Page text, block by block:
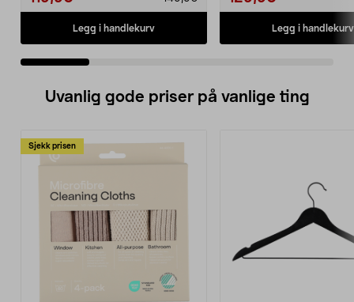
Legg i handlekurv Legg i handlekurv
Uvanlig gode priser på vanlige ting
Sjekk prisen